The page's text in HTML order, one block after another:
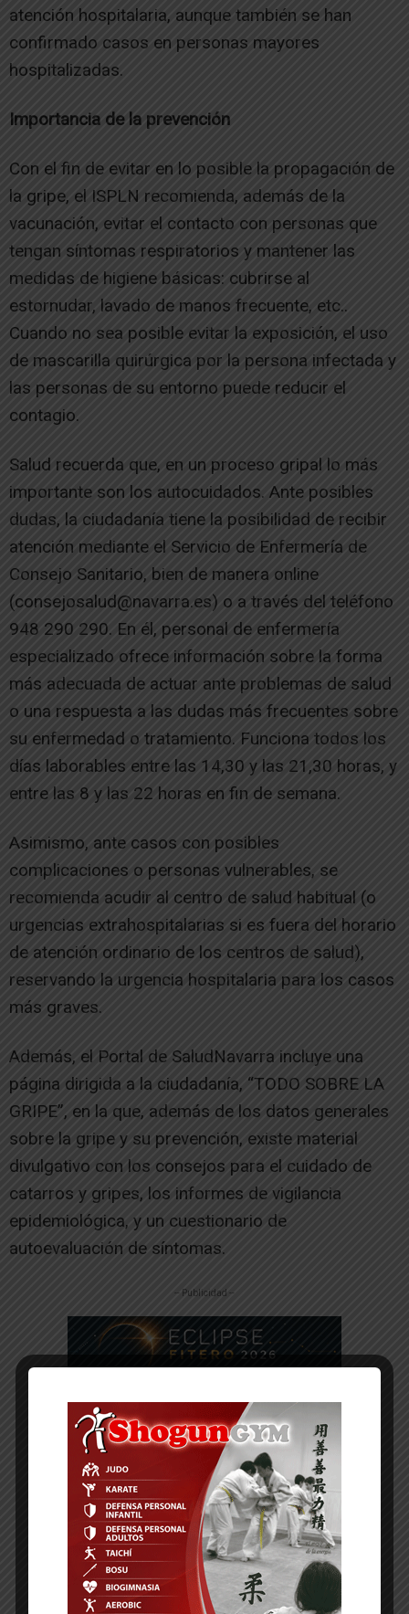
atención hospitalaria, aunque también se han
confirmado casos en personas mayores
hospitalizadas.
Importancia de la prevención
Con el fin de evitar en lo posible la propagación de
la gripe, el ISPLN recomienda, además de la
vacunación, evitar el contacto con personas que
tengan síntomas respiratorios y mantener las
medidas de higiene básicas: cubrirse al
estornudar, lavado de manos frecuente, etc..
Cuando no sea posible evitar la exposición, el uso
de mascarilla quirúrgica por la persona infectada y
las personas de su entorno puede reducir el
contagio.
Salud recuerda que, en un proceso gripal lo más
importante son los autocuidados. Ante posibles
dudas, la ciudadanía tiene la posibilidad de recibir
atención mediante el Servicio de Enfermería de
Consejo Sanitario, bien de manera online
(consejosalud@navarra.es) o a través del teléfono
948 290 290. En él, personal de enfermería
especializado ofrece información sobre la forma
más adecuada de actuar ante problemas de salud
o una respuesta a las dudas más frecuentes sobre
su enfermedad o tratamiento. Funciona todos los
días laborables entre las 14,30 y las 21,30 horas, y
entre las 8 y las 22 horas en fin de semana.
Asimismo, ante casos con posibles
complicaciones o personas vulnerables, se
recomienda acudir al centro de salud habitual (o
urgencias extrahospitalarias si es fuera del horario
de atención ordinario de los centros de salud),
reservando la urgencia hospitalaria para los casos
más graves.
Además, el Portal de SaludNavarra incluye una
página dirigida a la ciudadanía, “TODO SOBRE LA
GRIPE”, en la que, además de los datos generales
sobre la gripe y su prevención, existe material
divulgativo con los consejos para el cuidado de
catarros y gripes, los informes de vigilancia
epidemiológica, y un cuestionario de
autoevaluación de síntomas.
-- Publicidad --